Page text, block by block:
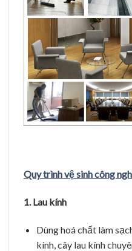
Quy trình vệ sinh công
1. Lau kính
Dùng hoá chất làm
kính, cây lau kính